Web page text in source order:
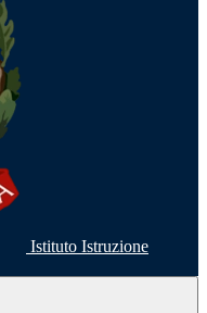
Istituto Istruzione